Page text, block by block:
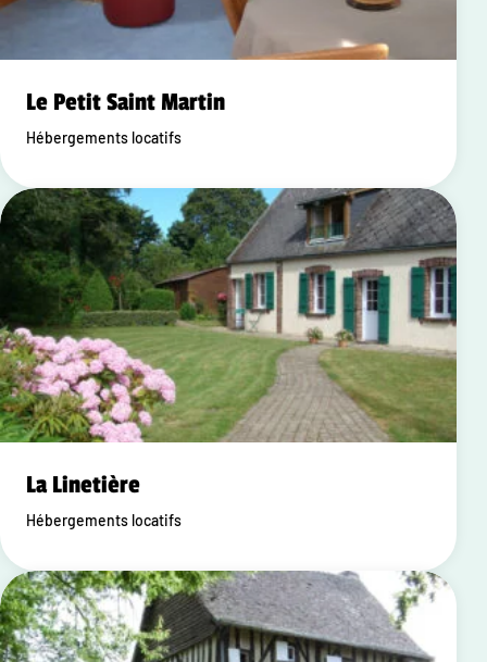
Le Petit Saint Martin
Hébergements locatifs
La Linetière
Hébergements locatifs